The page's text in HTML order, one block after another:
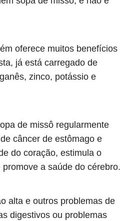
oferece muitos benefícios
já está carregado de
zinco, potássio e
de missô regularmente
câncer de estômago e
do coração, estimula o
a saúde do cérebro.
alta e outros problemas de
digestivos ou problemas